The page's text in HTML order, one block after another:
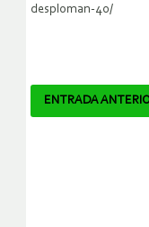
desploman-40/
ENTRADA